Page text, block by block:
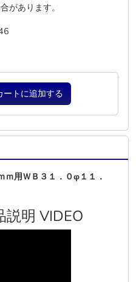
があります。
ートに追加する
用ＷＢ３１．０φ１１．
説明 VIDEO